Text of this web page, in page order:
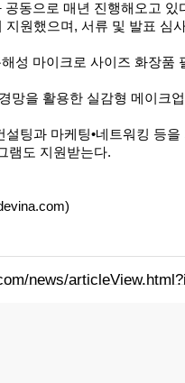
동으로 매년 진행해오고 있
원했으며, 서류 및 발표 심
성 마이크로 사이즈 화장품
을 활용한 실감형 메이크
설팅과 마케팅•네트워킹 등
램도 지원받는다.
news/